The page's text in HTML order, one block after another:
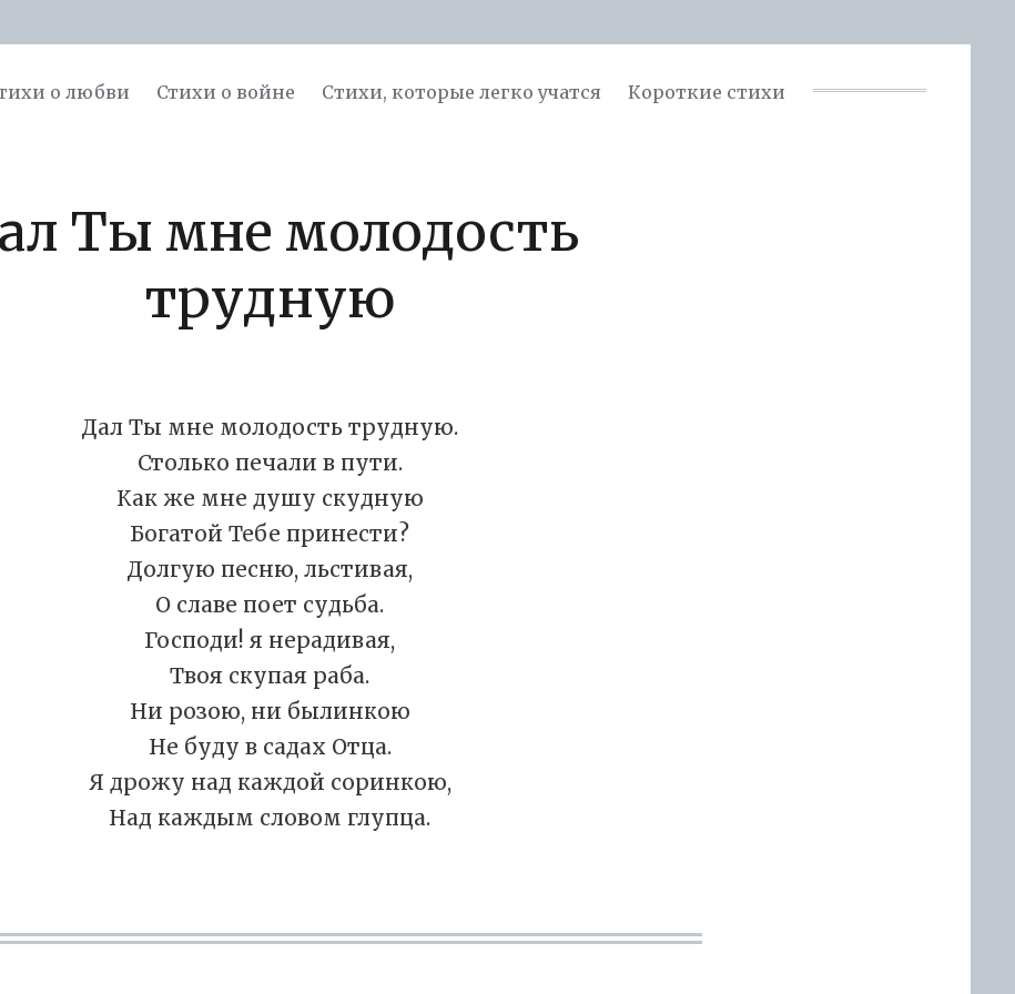
о любви Стихи о войне Cтихи, которые легко учатся Короткие стихи
Ты мне молодость
трудную
Дал Ты мне молодость трудную.
Столько печали в пути.
Как же мне душу скудную
Богатой Тебе принести?
Долгую песню, льстивая,
О славе поет судьба.
Господи! я нерадивая,
Твоя скупая раба.
Ни розою, ни былинкою
Не буду в садах Отца.
Я дрожу над каждой соринкою,
Над каждым словом глупца.